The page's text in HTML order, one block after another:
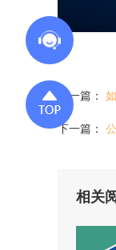
上一篇：
下一篇：
相关